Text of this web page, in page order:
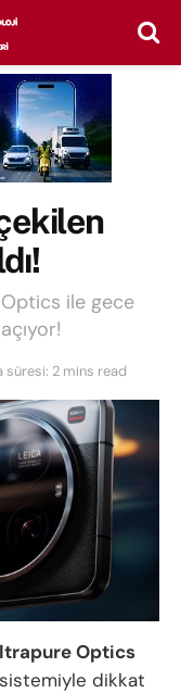
ile gece
süresi: 2 mins read
Optics
dikkat